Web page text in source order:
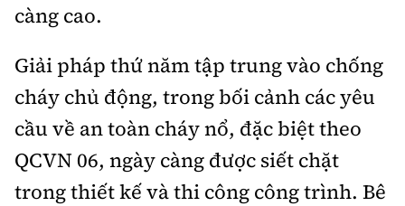
càng cao.
Giải pháp thứ năm tập trung vào chống
cháy chủ động, trong bối cảnh các yêu
cầu về an toàn cháy nổ, đặc biệt theo
QCVN 06, ngày càng được siết chặt
trong thiết kế và thi công công trình. Bê